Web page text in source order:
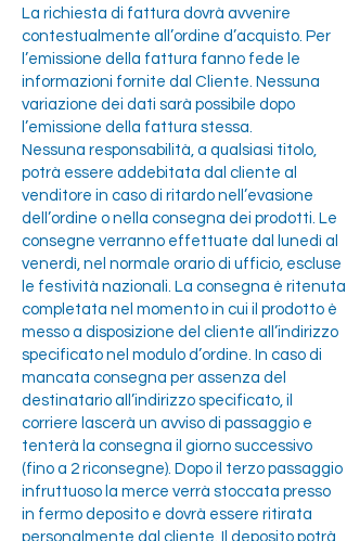
La richiesta di fattura dovrà avvenire
contestualmente all’ordine d’acquisto. Per
l’emissione della fattura fanno fede le
informazioni fornite dal Cliente. Nessuna
variazione dei dati sarà possibile dopo
l’emissione della fattura stessa.
Nessuna responsabilità, a qualsiasi titolo,
potrà essere addebitata dal cliente al
venditore in caso di ritardo nell’evasione
dell’ordine o nella consegna dei prodotti. Le
consegne verranno effettuate dal lunedì al
venerdì, nel normale orario di ufficio, escluse
le festività nazionali. La consegna è ritenuta
completata nel momento in cui il prodotto è
messo a disposizione del cliente all’indirizzo
specificato nel modulo d’ordine. In caso di
mancata consegna per assenza del
destinatario all’indirizzo specificato, il
corriere lascerà un avviso di passaggio e
tenterà la consegna il giorno successivo
(fino a 2 riconsegne). Dopo il terzo passaggio
infruttuoso la merce verrà stoccata presso
in fermo deposito e dovrà essere ritirata
personalmente dal cliente. Il deposito potrà